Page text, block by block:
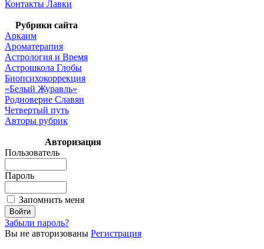
Контакты Лавки
Рубрики сайта
Аркаим
Ароматерапия
Астрология и Время
Астрошкола Глобы
Биопсихокоррекция
«Белый Журавль»
Родноверие Славян
Четвертый путь
Авторы рубрик
Авторизация
Пользователь
Пароль
Запомнить меня
Забыли пароль?
Вы не авторизованы Регистрация